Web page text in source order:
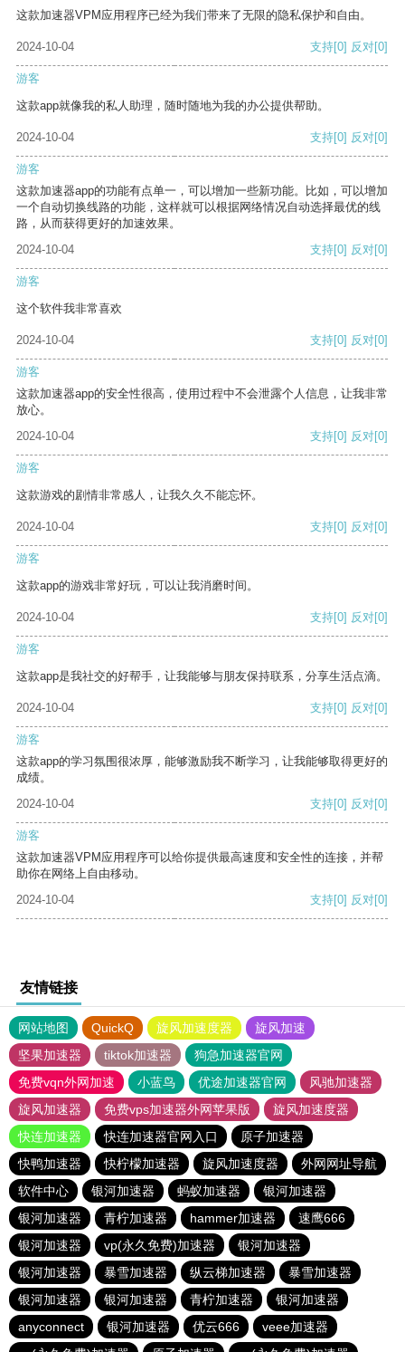
这款加速器VPM应用程序已经为我们带来了无限的隐私保护和自由。
2024-10-04 支持[0] 反对[0]
游客
这款app就像我的私人助理，随时随地为我的办公提供帮助。
2024-10-04 支持[0] 反对[0]
游客
这款加速器app的功能有点单一，可以增加一些新功能。比如，可以增加
一个自动切换线路的功能，这样就可以根据网络情况自动选择最优的线
路，从而获得更好的加速效果。
2024-10-04
支持[0] 反对[0]
游客
这个软件我非常喜欢
2024-10-04 支持[0] 反对[0]
游客
这款加速器app的安全性很高，使用过程中不会泄露个人信息，让我非常
放心。
2024-10-04
支持[0] 反对[0]
游客
这款游戏的剧情非常感人，让我久久不能忘怀。
2024-10-04 支持[0] 反对[0]
游客
这款app的游戏非常好玩，可以让我消磨时间。
2024-10-04 支持[0] 反对[0]
游客
这款app是我社交的好帮手，让我能够与朋友保持联系，分享生活点滴。
2024-10-04 支持[0] 反对[0]
游客
这款app的学习氛围很浓厚，能够激励我不断学习，让我能够取得更好的
成绩。
2024-10-04
支持[0] 反对[0]
游客
这款加速器VPM应用程序可以给你提供最高速度和安全性的连接，并帮
助你在网络上自由移动。
2024-10-04
支持[0] 反对[0]
友情链接
网站地图 QuickQ 旋风加速度器
旋风加速
坚果加速器
tiktok加速器
狗急加速器官网
免费vqn外网加速
小蓝鸟 优途加速器官网
风驰加速器
旋风加速器
免费vps加速器外网苹果版
旋风加速度器
快连加速器
快连加速器官网入口
原子加速器
快鸭加速器
快柠檬加速器 旋风加速度器
外网网址导航
软件中心
银河加速器 蚂蚁加速器
银河加速器
银河加速器
青柠加速器 hammer加速器
速鹰666
银河加速器
vp(永久免费)加速器
银河加速器
银河加速器
暴雪加速器 纵云梯加速器
暴雪加速器
银河加速器
银河加速器 青柠加速器
银河加速器
anyconnect
银河加速器 优云666
veee加速器